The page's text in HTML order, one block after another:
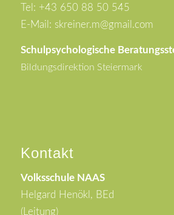
Tel: +43 650 88 50 545
E-Mail: skreiner.m@gmail.com
Schulpsychologische
Bildungsdirektion Steiermark
Kontakt
Volksschule NAAS
Helgard Henökl, BEd
(Leitung)